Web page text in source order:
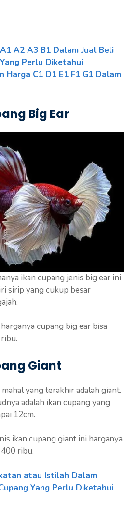
A2 A3 B1 Dalam Jual Beli
Perlu Diketahui
Harga C1 D1 E1 F1 G1 Dalam
Big Ear
ikan cupang jenis big ear ini
sirip yang cukup besar
cupang big ear bisa
Giant
yang terakhir adalah giant.
adalah ikan cupang yang
12cm.
ikan cupang giant ini harganya
ribu.
atau Istilah Dalam
Yang Perlu Diketahui